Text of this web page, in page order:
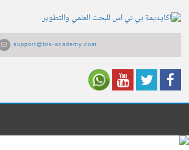
support@bts-academy.com